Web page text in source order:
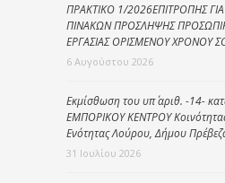
ΠΡΑΚΤΙΚΟ 1/2026ΕΠΙΤΡΟΠΗΣ
ΠΙΝΑΚΩΝ ΠΡΟΣΛΗΨΗΣ
ΕΡΓΑΣΙΑΣ ΟΡΙΣΜΕΝΟΥ ΧΡΟΝΟΥ
6 Αυγούστου 2026
Εκμίσθωση του υπ΄ αριθ. -14-
ΕΜΠΟΡΙΚΟΥ ΚΕΝΤΡΟΥ
Ενότητας Λούρου, Δήμου
31 Ιουλίου 2026